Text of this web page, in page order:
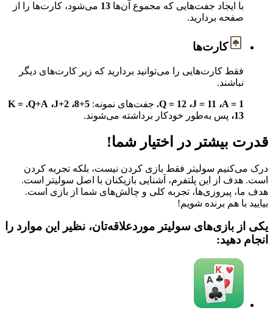
با ایجاد جفت‌هایی که مجموع آن‌ها 13 می‌شود، کارت‌ها را از
صفحه بردارید.
کارت‌ها
فقط کارت‌هایی را می‌توانید بردارید که زیر کارت‌های دیگر
نباشند.
A = 1،‏ J = 11،‏ Q = 12.‏ جفت‌های نمونه: 5+8،‏ J+2،‏ Q+A.‏
K =
13،‏
پس به‌طور خودکار برداشته می‌شوند.
قدرت بیشتر در اختیار شما!
درک می‌کنیم سولیتر فقط بازی کردن نیست، بلکه تجربه کردن
است. هدف از این پلتفرم، آشنایی بازیکنان با اصل سولیتر است.
هدف ما، پیروزی‌ها، تجربه کلی و چالش‌های شما از بازی است.
بیایید با هم برنده شویم!
یکی از بازی‌های سولیتر موردعلاقه‌تان، نظیر این موارد را
انجام دهید: